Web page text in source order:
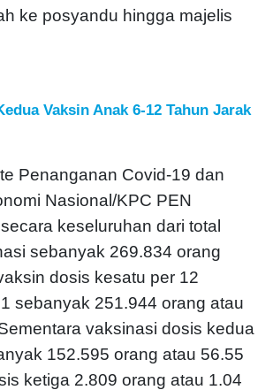
ke posyandu hingga majelis
Vaksin Anak 6-12 Tahun Jarak
Penanganan Covid-19 dan
Nasional/KPC PEN
keseluruhan dari total
sebanyak 269.834 orang
dosis kesatu per 12
sebanyak 251.944 orang atau
vaksinasi dosis kedua
152.595 orang atau 56.55
ketiga 2.809 orang atau 1.04